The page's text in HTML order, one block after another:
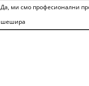
Да, ми смо професионални
шешира